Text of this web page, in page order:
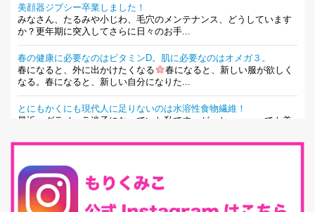
美顔器ジプシー卒業しました！
みなさん、たるみや小じわ、毛穴のメンテナンス、どうしています
か？更年期に突入してさらに日々のお手...
春の健康に必要なのはビタミンD。肌に必要なのはオメガ３。
春になると、外に出かけたくなる
春になると、新しい服が欲しく
なる。春になると、新しい自分になりた...
とにもかくにも現代人に足りないのは水溶性食物繊維！
最近、グラノーラ迷子になっていた私です。が、と〜〜〜っても美
腸内環境を整えることは、健康維持の中でいっちばん大事！だと私
は思っています。 ヒトの免...
iHerb特大セール終了間近！みんな何買う？